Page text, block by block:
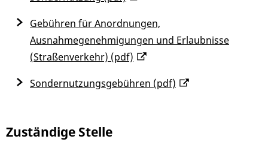
Gebühren für Anordnungen,
Ausnahmegenehmigungen und Erlaubnisse
(Straßenverkehr) (pdf)
Sondernutzungsgebühren (pdf)
Zuständige Stelle